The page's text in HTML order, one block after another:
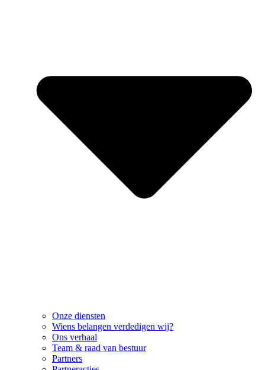
Onze diensten
Wiens belangen verdedigen wij?
Ons verhaal
Team & raad van bestuur
Partners